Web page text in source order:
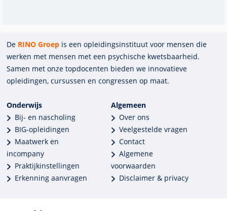
De RINO Groep is een opleidings­insti­tuut voor mensen die
werken met mensen met een psychische kwets­baar­heid.
Samen met onze top­docenten bieden we innova­tieve
opleidingen, cursussen en congres­sen op maat.
Onderwijs
Bij- en nascholing
BIG-opleidingen
Maatwerk en
incompany
Praktijkinstellingen
Erkenning aanvragen
Algemeen
Over ons
Veelgestelde vragen
Contact
Algemene
voorwaarden
Disclaimer & privacy